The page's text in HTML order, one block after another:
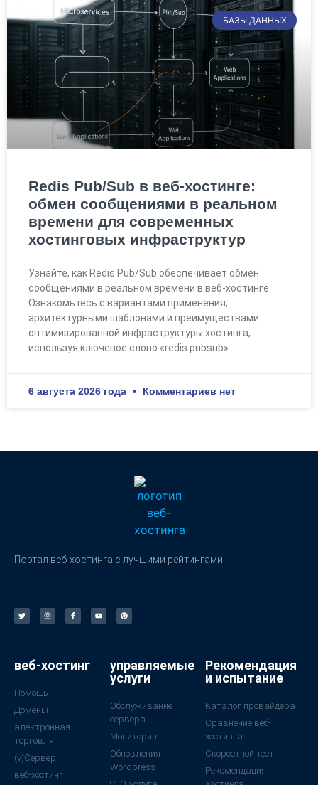
БАЗЫ ДАННЫХ
Redis Pub/Sub в веб-хостинге:
обмен сообщениями в реальном
времени для современных
хостинговых инфраструктур
Узнайте, как Redis Pub/Sub обеспечивает обмен
сообщениями в реальном времени в веб-хостинге.
Ознакомьтесь с вариантами применения,
архитектурными шаблонами и преимуществами
оптимизированной инфраструктуры хостинга,
используя ключевое слово «redis pubsub».
6 августа 2026 года Комментариев нет
Портал веб-хостинга с лучшими рейтингами.
веб-хостинг
Помощь
Домены
электронная
торговля
(v)Сервер
веб-хостинг
управляемые
услуги
Обслуживание
сервера
Мониторинг
Обновления
Wordpress
Рекомендация
и испытание
Каталог провайдера
Сравнение веб-
хостинга
Скоростной тест
Рекомендация